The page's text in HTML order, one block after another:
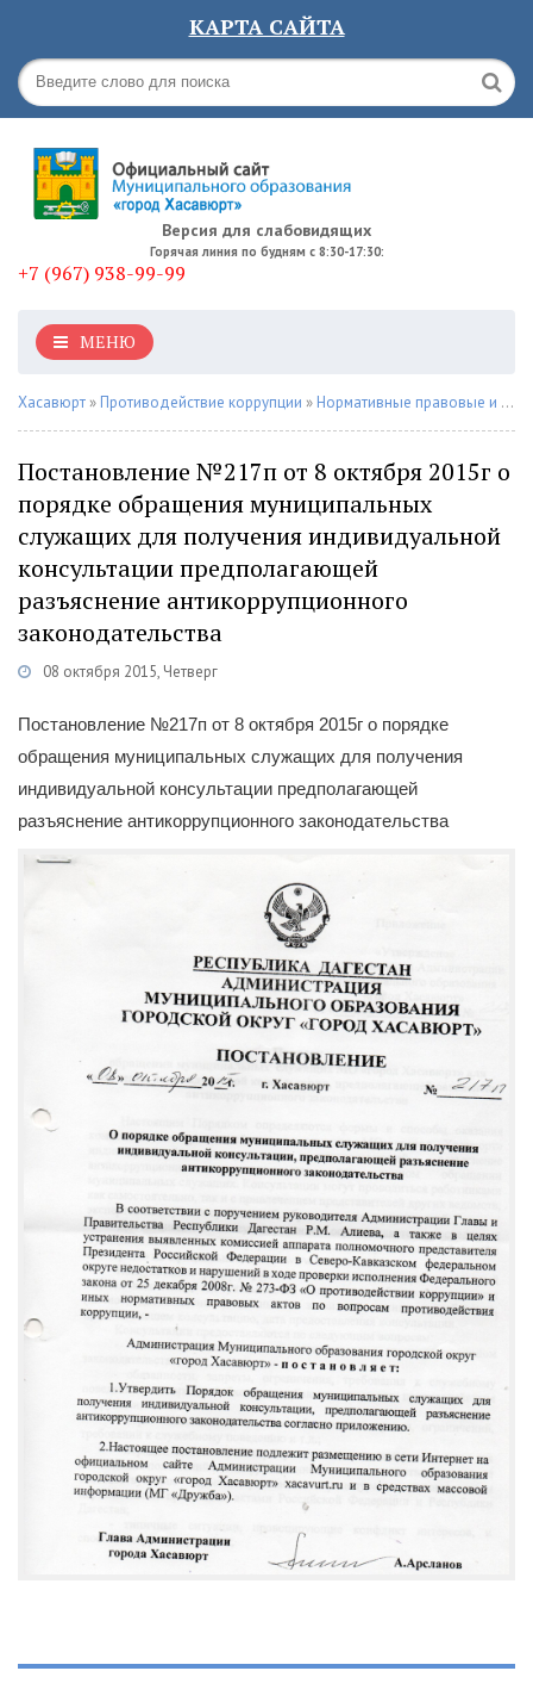
КАРТА САЙТА
Версия для слабовидящих
Горячая линия по будням с 8:30-17:30:
+7 (967) 938-99-99
МЕНЮ
Хасавюрт » Противодействие коррупции » Нормативные правовые и иные акты
Постановление №217п от 8 октября 2015г о
порядке обращения муниципальных
служащих для получения индивидуальной
консультации предполагающей
разъяснение антикоррупционного
законодательства
08 октября 2015, Четверг
Постановление №217п от 8 октября 2015г о порядке
обращения муниципальных служащих для получения
индивидуальной консультации предполагающей
разъяснение антикоррупционного законодательства